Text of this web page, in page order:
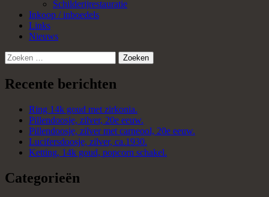
Schilderijrestauratie
Inkoop / inboedels
Links
Nieuws
Zoeken
naar:
Recente berichten
Ring 14k goud met zirkonia.
Pillendoosje, zilver, 20e eeuw.
Pillendoosje, zilver met carneool, 20e eeuw.
Lucifersdoosje, zilver, ca.1930.
Ketting, 14k goud, popcorn schakel.
Categorieën